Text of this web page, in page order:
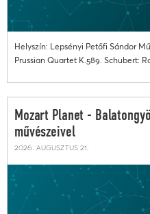
Helyszín: Lepsényi Petőfi Sándor
Prussian Quartet K.589. Schubert:
Mozart Planet -
művészeivel
2026. augusztus 21.